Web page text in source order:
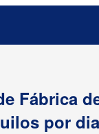
Fábrica
por